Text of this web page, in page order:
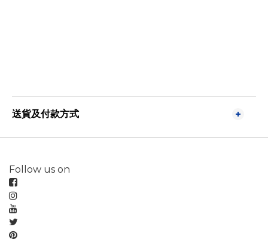
送貨及付款方式
Follow us on